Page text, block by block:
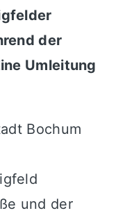
der
Umleitung
Bochum
und der